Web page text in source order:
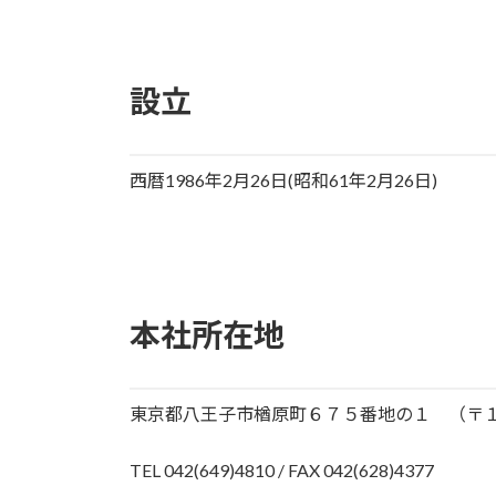
設立
西暦1986年2月26日(昭和61年2月26日)
本社所在地
東京都八王子市楢原町６７５番地の１ （〒
TEL 042(649)4810 / FAX 042(628)4377